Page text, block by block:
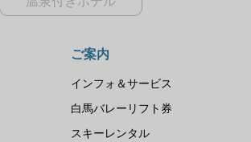
ご案内
インフォ＆サービス
白馬バレーリフト券
スキーレンタル